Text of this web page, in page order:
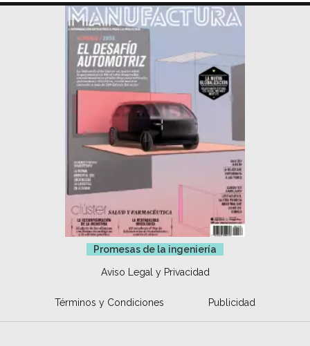
Promesas de la ingeniería
Aviso Legal y Privacidad
Términos y Condiciones Publicidad